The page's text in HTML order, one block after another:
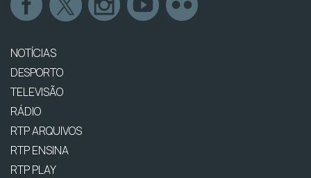
NOTÍCIAS
DESPORTO
TELEVISÃO
RÁDIO
RTP ARQUIVOS
RTP ENSINA
RTP PLAY